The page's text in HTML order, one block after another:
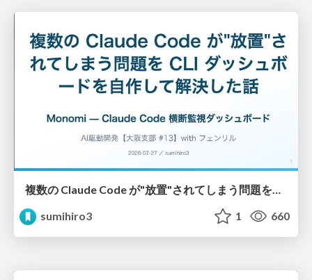
複数の Claude Code が"放置"されてしまう問題をCLI ダッシュボードを自作して解決した話
sumihiro3
1 660